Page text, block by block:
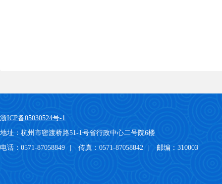
浙ICP备05030524号-1
地址：杭州市密渡桥路51-1号省行政中心二号院6楼
电话：0571-87058849
传真：0571-87058842 邮编：310003